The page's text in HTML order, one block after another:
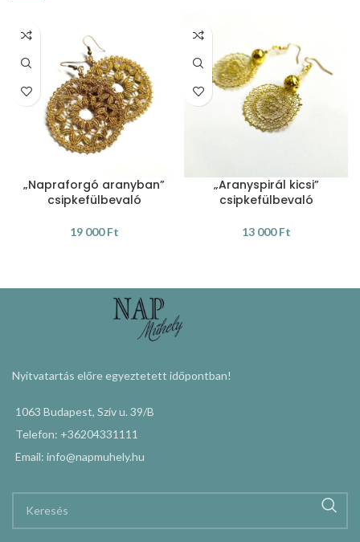
„Napraforgó aranyban”
csipkefülbevaló
19 000Ft
„Aranyspirál kicsi”
csipkefülbevaló
13 000Ft
Nyitvatartás előre egyeztetett időpontban!
1063 Budapest, Szív u. 39/B
Telefon: +36204331111
Email: info@napmuhely.hu